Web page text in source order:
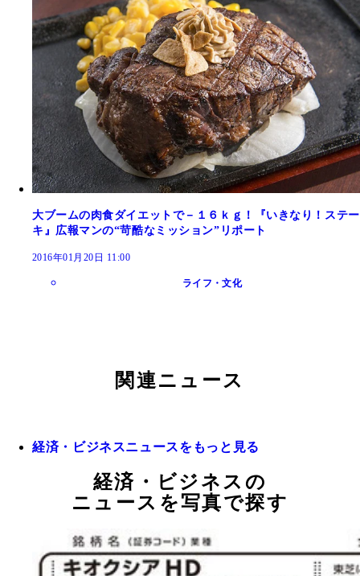
大ブームの肉食ダイエットで－１６ｋｇ！『いきなり！ステー
キ』広報マンの“苛酷なミッション”リポート
2016年01月20日 11:00
ライフ・文化
関連ニュース
経済・ビジネスニュースをもっと見る
経済・ビジネスの
ニュースを写真で探す